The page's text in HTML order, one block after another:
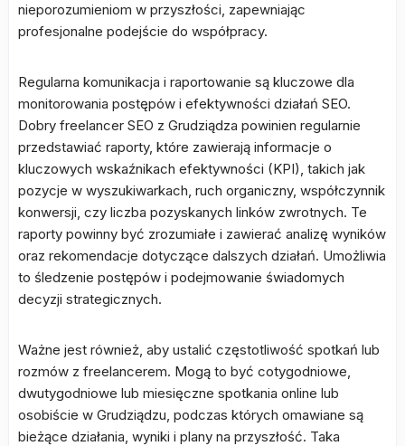
nieporozumieniom w przyszłości, zapewniając
profesjonalne podejście do współpracy.
Regularna komunikacja i raportowanie są kluczowe dla
monitorowania postępów i efektywności działań SEO.
Dobry freelancer SEO z Grudziądza powinien regularnie
przedstawiać raporty, które zawierają informacje o
kluczowych wskaźnikach efektywności (KPI), takich jak
pozycje w wyszukiwarkach, ruch organiczny, współczynnik
konwersji, czy liczba pozyskanych linków zwrotnych. Te
raporty powinny być zrozumiałe i zawierać analizę wyników
oraz rekomendacje dotyczące dalszych działań. Umożliwia
to śledzenie postępów i podejmowanie świadomych
decyzji strategicznych.
Ważne jest również, aby ustalić częstotliwość spotkań lub
rozmów z freelancerem. Mogą to być cotygodniowe,
dwutygodniowe lub miesięczne spotkania online lub
osobiście w Grudziądzu, podczas których omawiane są
bieżące działania, wyniki i plany na przyszłość. Taka